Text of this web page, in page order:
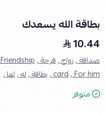
بطاقة الله يسعدك
10.44
صداقة ,زواج ,فرحة ,Friendship ,
For him ,
card , بطاقة ,له ,لها ,
متوفر